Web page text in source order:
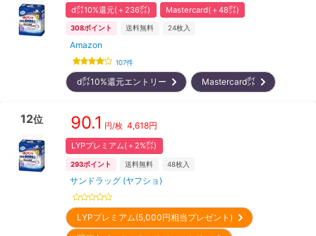
d㌽10%還元(＋236㌽) Mastercard(＋48㌽)
308ポイント 送料無料 24枚入
Amazon
107件
d㌽10%還元エントリー Mastercard㌽
12位 90.1 円/枚 4,618円
LYPプレミアム(＋2%㌽)
293ポイント 送料無料 48枚入
サンドラッグ (ヤフショ)
LYPプレミアム(5,000円相当プレゼント)